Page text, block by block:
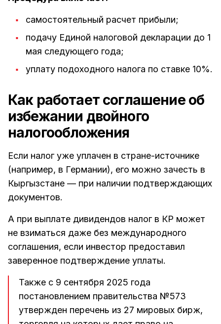
самостоятельный расчет прибыли;
подачу Единой налоговой декларации до 1
мая следующего года;
уплату подоходного налога по ставке 10%.
Как работает соглашение об
избежании двойного
налогообложения
Если налог уже уплачен в стране-источнике
(например, в Германии), его можно зачесть в
Кыргызстане — при наличии подтверждающих
документов.
А при выплате дивидендов налог в КР может
не взиматься даже без международного
соглашения, если инвестор предоставил
заверенное подтверждение уплаты.
Также с 9 сентября 2025 года
постановлением правительства №573
утвержден перечень из 27 мировых бирж,